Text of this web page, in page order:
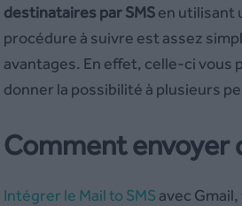
destinataires par SMSen utilisant
procédure à suivre est assez
avantages. En effet, celle-ci vous
donner la possibilité à plusieurs
Comment envoyer
Intégrer le Mail to SMS avec